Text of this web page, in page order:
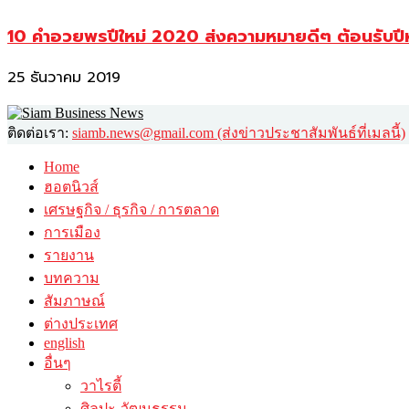
10 คำอวยพรปีใหม่ 2020 ส่งความหมายดีๆ ต้อนรับ
25 ธันวาคม 2019
ติดต่อเรา: siamb.news@gmail.com (ส่งข่าวประชาสัมพันธ์ที่เมลนี้)
Home
ฮอตนิวส์
เศรษฐกิจ / ธุรกิจ / การตลาด
การเมือง
รายงาน
บทความ
สัมภาษณ์
ต่างประเทศ
english
อื่นๆ
วาไรตี้